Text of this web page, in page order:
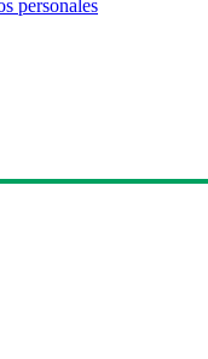
personales